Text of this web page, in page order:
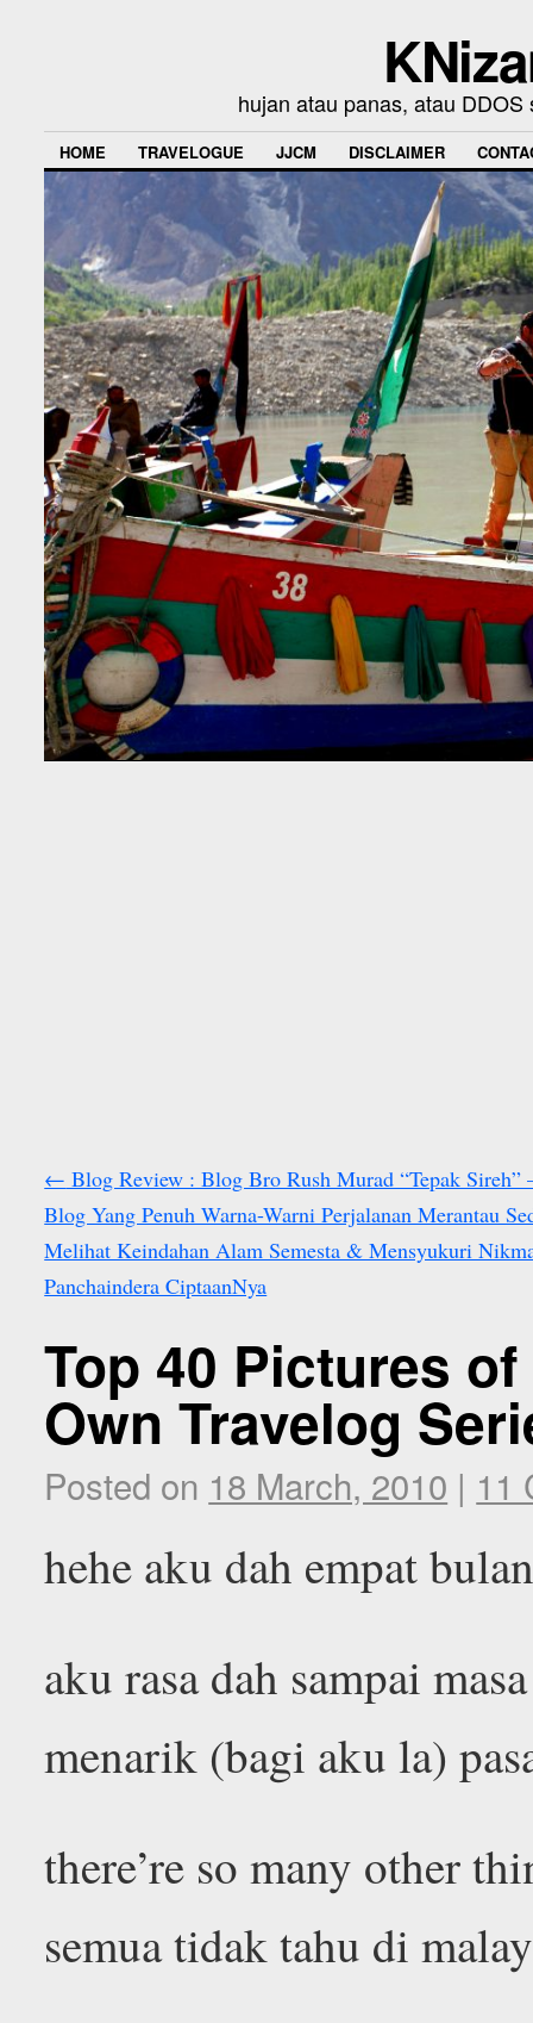
hujan atau panas, atau
HOME TRAVELOGUE JJCM DISCLAIMER
← Blog Review : Blog Bro Rush Murad “Tepak Sireh”
Blog Yang Penuh Warna-Warni Perjalanan Merantau
Melihat Keindahan Alam Semesta & Mensyukuri
Panchaindera CiptaanNya
Top 40 Pictures
Own Travelog
Posted on 18 March, 2010 | 11
hehe aku dah empat
aku rasa dah sampai
menarik (bagi aku la)
there’re so many other
semua tidak tahu di